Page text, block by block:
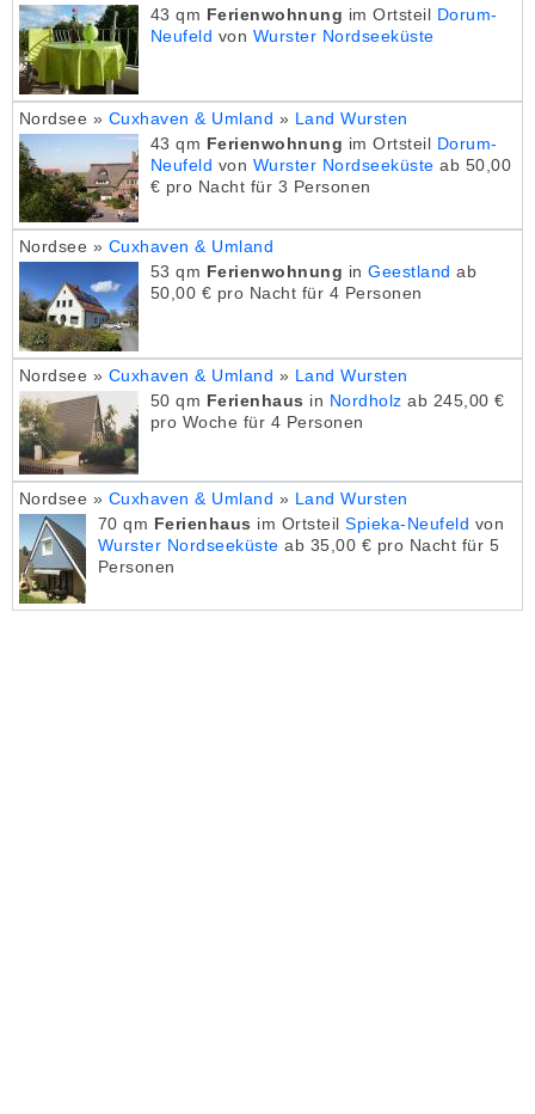
43 qm Ferienwohnung im Ortsteil
Dorum-
Neufeld von Wurster Nordseeküste
Nordsee » Cuxhaven & Umland » Land Wursten
43 qm Ferienwohnung im Ortsteil
Dorum-
Neufeld von Wurster Nordseeküste ab 50,00
€ pro Nacht für 3 Personen
Nordsee » Cuxhaven & Umland
53 qm Ferienwohnung inGeestland ab
50,00 € pro Nacht für 4 Personen
Nordsee » Cuxhaven & Umland » Land Wursten
50 qm Ferienhaus in Nordholz ab 245,00 €
pro Woche für 4 Personen
Nordsee » Cuxhaven & Umland » Land Wursten
70 qm Ferienhaus im OrtsteilSpieka-Neufeld von
Wurster Nordseeküste ab 35,00 € pro Nacht für 5
Personen